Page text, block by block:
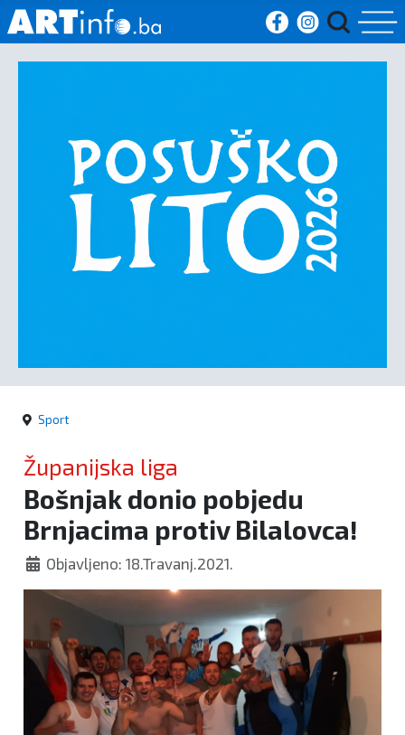
Sport
Kultura
Crna
Sport
Županijska liga
Bošnjak donio pobjedu
Brnjacima protiv Bilalovca!
Objavljeno: 18.Travanj.2021.